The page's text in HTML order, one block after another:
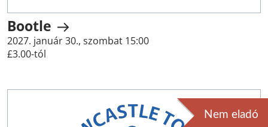
Bootle
2027. január 30., szombat 15:00
£3.00-tól
Nem eladó